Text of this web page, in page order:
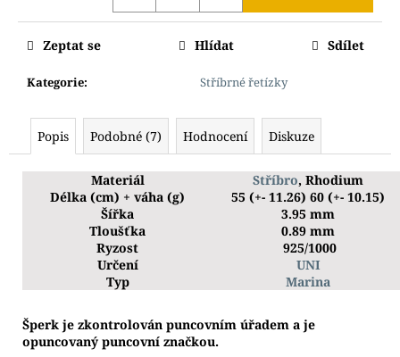
Kategorie: Stříbrné řetízky
Zeptat se Hlídat Sdílet
Popis Podobné (7) Hodnocení Diskuze
Materiál Stříbro, Rhodium
Délka (cm) + váha (g)
55 (+- 11.26) 60 (+- 10.15)
Šířka
3.95 mm
Tloušťka
0.89 mm
Ryzost
925/1000
Určení
UNI
Typ
Marina
Šperk je zkontrolován puncovním úřadem a je
opuncovaný puncovní značkou.